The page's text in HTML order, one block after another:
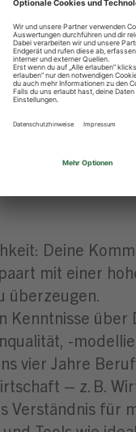
bringst dich aktiv
das
entwickelst
Deine
mit einer
überzeugen.
Kenntnisse
-
vier Jahre
– z. B.
Verständnis